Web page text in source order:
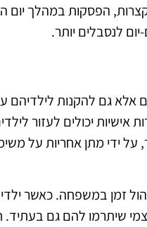
הפסקות במהלך יום
לנסבלים יותר.
גם להקנות לילדיהם
יכולים לעזור
ידי מתן אחריות על
זמן במשפחה. כאשר
עצמי שיתרמו להם גם